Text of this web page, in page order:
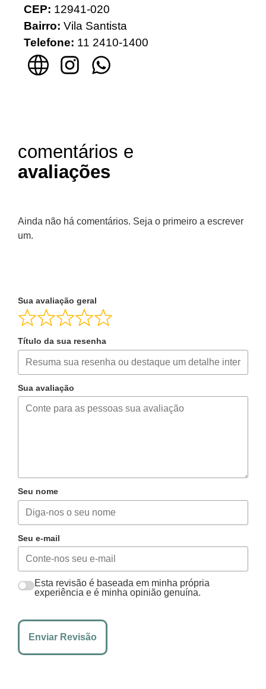
CEP: 12941-020
Bairro: Vila Santista
Telefone: 11 2410-1400
comentários e
avaliações
Ainda não há comentários. Seja o primeiro a escrever
um.
Sua avaliação geral
Título da sua resenha
Sua avaliação
Seu nome
Seu e-mail
Esta revisão é baseada em minha própria
experiência e é minha opinião genuína.
Enviar Revisão